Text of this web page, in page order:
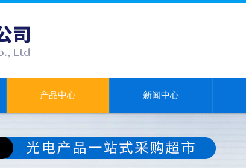
产品中心 新闻中心